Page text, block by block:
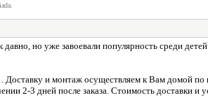
но уже завоевали популярность среди
. Доставку и монтаж осуществляем к Вам домой
2-3 дней после заказа. Стоимость доставки